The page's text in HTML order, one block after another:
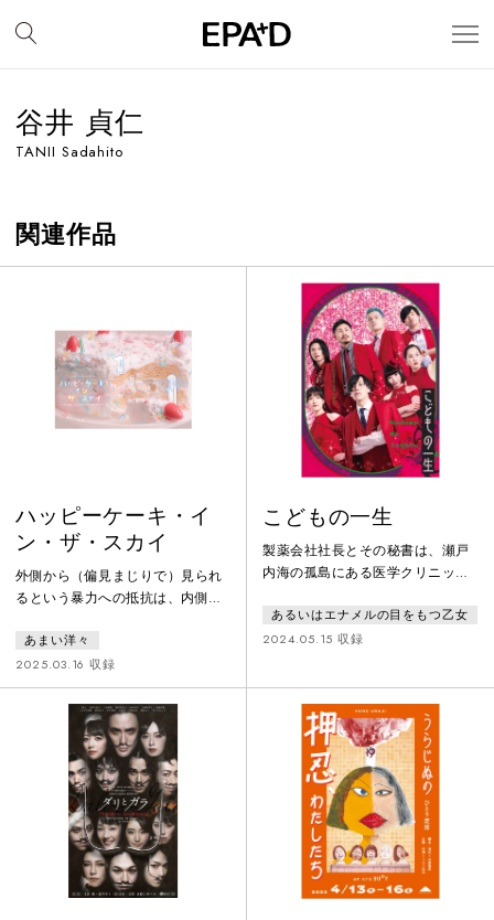
谷井 貞仁
TANII Sadahito
関連作品
ハッピーケーキ・イ
ン・ザ・スカイ
外側から（偏見まじりで）見られ
るという暴力への抵抗は、内側か
となのかもしれない。あまい洋々
として描き続けてきた社会的に弱
い立場にある『みえない子どもた
ち』。これまではその内側のみを
書くことに注力していたが、これ
からは彼らと関わろうとする外側
の人たちについても眼差しを注い
でいきたいという決意を込めた演
劇作品。
あまい洋々
2025.03.16 収録
こどもの一生
製薬会社社長とその秘書は、瀬戸
内海の孤島にある医学クリニック
神療法を受ける患者たちはストレ
スを取り除くため10歳の「こど
になるが…エナメルプロデュース
第2幕は石澤希代子選りすぐりの名
優達と鬼才・青沼リョウスケを演
出に迎え、幾度も再演され愛され
た傑作ホラー戯曲に挑む。小劇場
界に蘇る懐かしきスリル！ショッ
ク！あなたは「大人」でいられま
あるいはエナメルの目をもつ乙女
2024.05.15 収録